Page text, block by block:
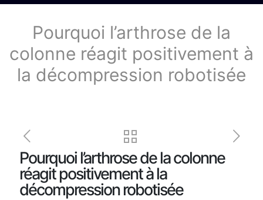
Pourquoi l’arthrose de la
colonne réagit positivement à
la décompression robotisée
Pourquoi l’arthrose de la colonne
réagit positivement à la
décompression robotisée